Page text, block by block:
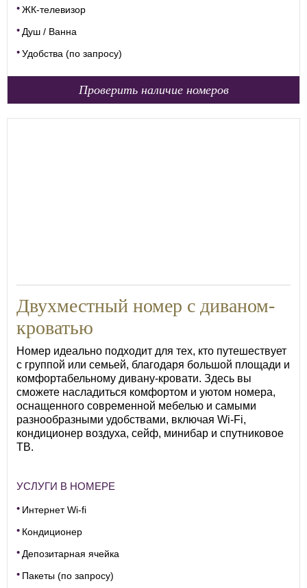
ЖК-телевизор
Душ / Ванна
Удобства (по запросу)
Проверить наличие номеров
Двухместный номер с диваном-
кроватью
Номер идеально подходит для тех, кто путешествует
с группой или семьей, благодаря большой площади и
комфортабельному дивану-кровати. Здесь вы
сможете насладиться комфортом и уютом номера,
оснащенного современной мебелью и самыми
разнообразными удобствами, включая Wi-Fi,
кондиционер воздуха, сейф, минибар и спутниковое
ТВ.
УСЛУГИ В НОМЕРЕ
Интернет Wi-fi
Кондиционер
Депозитарная ячейка
Пакеты (по запросу)